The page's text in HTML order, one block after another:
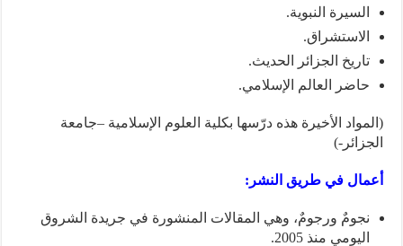
السيرة النبوية.
الاستشراق.
تاريخ الجزائر الحديث.
حاضر العالم الإسلامي.
(المواد الأخيرة هذه درّسها بكلية العلوم الإسلامية –جامعة
الجزائر-)
أعمال في طريق النشر:
نجومٌ ورجومٌ، وهي المقالات المنشورة في جريدة الشروق
اليومي منذ 2005.